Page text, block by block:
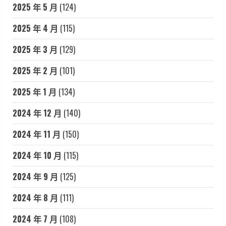
2025 年 5 月 (124)
2025 年 4 月 (115)
2025 年 3 月 (129)
2025 年 2 月 (101)
2025 年 1 月 (134)
2024 年 12 月 (140)
2024 年 11 月 (150)
2024 年 10 月 (115)
2024 年 9 月 (125)
2024 年 8 月 (111)
2024 年 7 月 (108)